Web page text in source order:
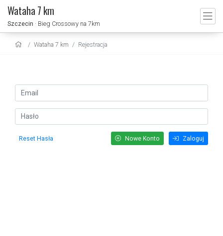
Wataha 7 km
Szczecin · Bieg Crossowy na 7km
Wataha 7 km Rejestracja
Zaloguj
Nowe Konto
Reset Hasła